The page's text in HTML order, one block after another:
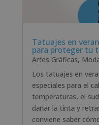
Tatuajes en
para proteger tu
Artes Gráficas,
Los tatuajes en
especiales para el
temperaturas, el
dañar la tinta y
conviene saber